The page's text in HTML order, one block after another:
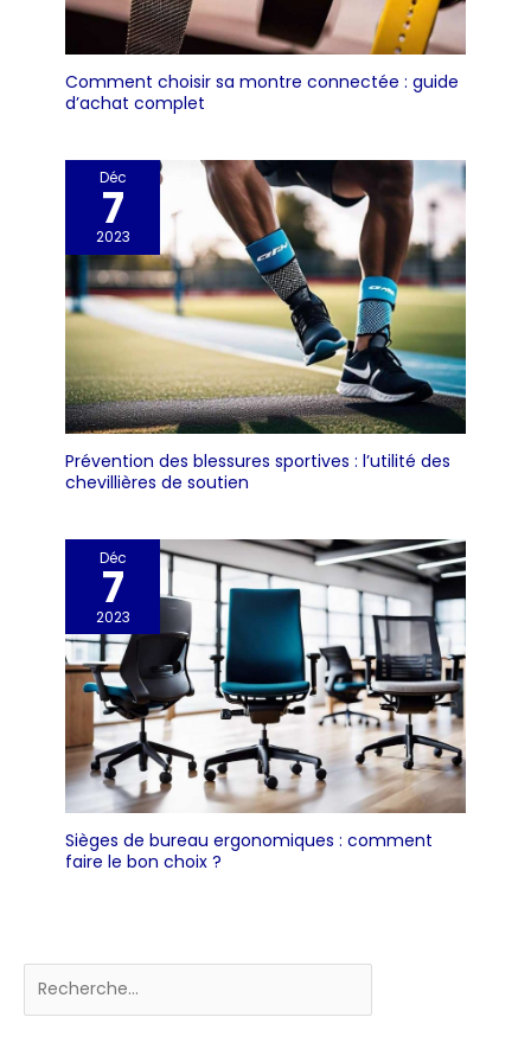
Comment choisir sa montre connectée : guide
d’achat complet
Déc
7
2023
Prévention des blessures sportives : l’utilité des
chevillières de soutien
Déc
7
2023
Sièges de bureau ergonomiques : comment
faire le bon choix ?
Rechercher